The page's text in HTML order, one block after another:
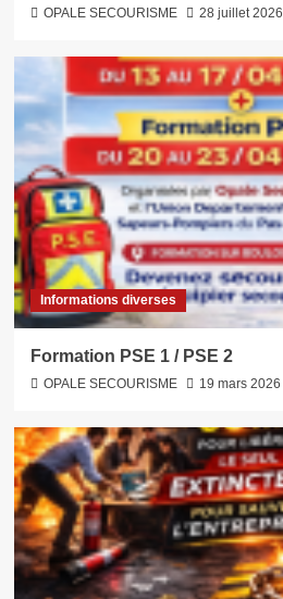
OPALE SECOURISME 28 juillet 2026
Informations diverses
Formation PSE 1 / PSE 2
OPALE SECOURISME 19 mars 2026